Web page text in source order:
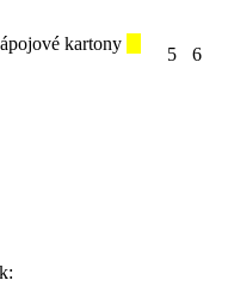
kartony
5 6